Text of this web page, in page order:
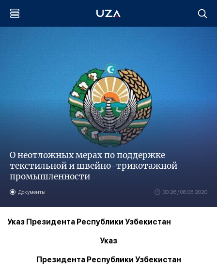
О неотложных мерах по поддержке
текстильной и швейно-трикотажной
промышленности
Документы 00:26 / 06.05.2020
Указ Президента Республики Узбекистан
Указ
Президента Республики Узбекистан